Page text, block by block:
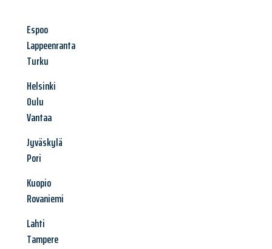
Espoo
Lappeenranta
Turku
Helsinki
Oulu
Vantaa
Jyväskylä
Pori
Kuopio
Rovaniemi
Lahti
Tampere